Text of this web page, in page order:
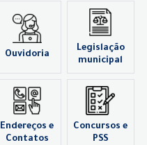
Ouvidoria
Legislação
municipal
Endereços e
Contatos
Concursos e
PSS